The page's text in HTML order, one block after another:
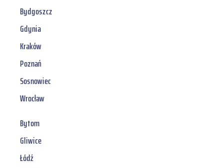
Bydgoszcz
Gdynia
Kraków
Poznań
Sosnowiec
Wrocław
Bytom
Gliwice
Łódź